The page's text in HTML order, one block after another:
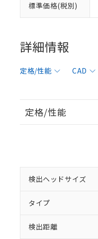
標準価格(税別)
詳細情報
定格/性能 CAD
定格/性能
検出ヘッドサイズ
タイプ
検出距離